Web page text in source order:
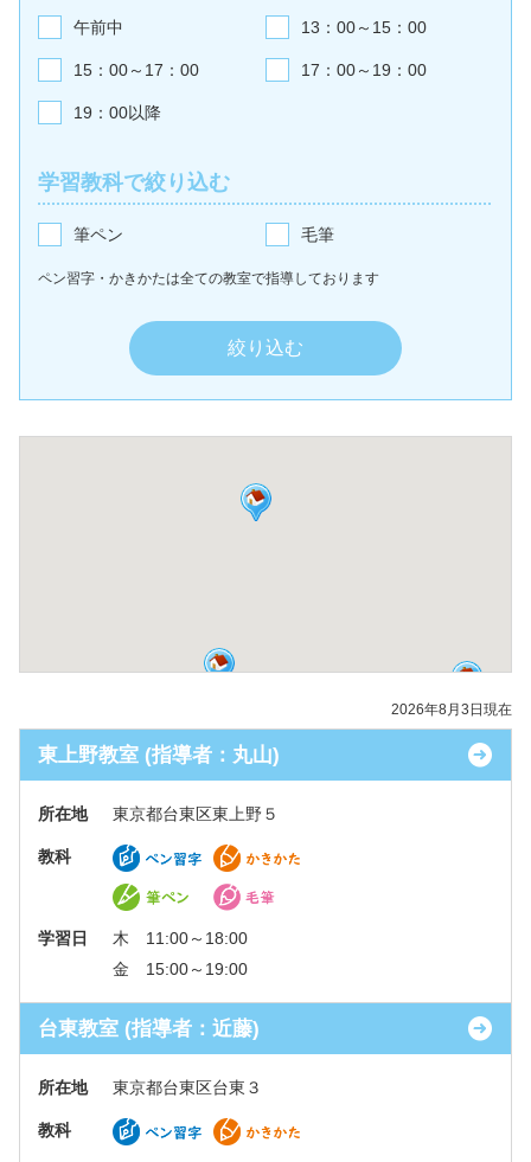
午前中 13：00～15：00
15：00～17：00 17：00～19：00
19：00以降
学習教科で絞り込む
筆ペン 毛筆
ペン習字・かきかたは全ての教室で指導しております
2026年8月3日現在
東上野教室 (指導者：丸山)
所在地 東京都台東区東上野５
教科
学習日
木 11:00～18:00
金 15:00～19:00
台東教室 (指導者：近藤)
所在地 東京都台東区台東３
教科